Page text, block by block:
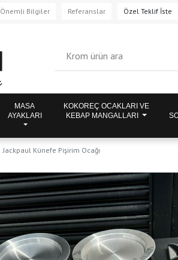
Önemli Bilgiler Referanslar Özel Teklif İste
MASA
AYAKLARI
KOKOREÇ OCAKLARI VE
KEBAP MANGALLARI
Jackpaul Künefe Pişirim Ocağı